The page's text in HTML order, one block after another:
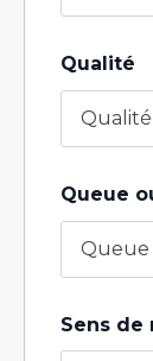
Qualité
Qualité
Queue
Queue
Sens de